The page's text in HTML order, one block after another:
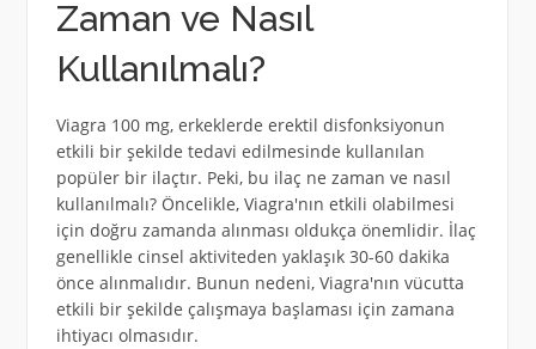
Zaman ve Nasıl
Kullanılmalı?
Viagra 100 mg, erkeklerde erektil disfonksiyonun
etkili bir şekilde tedavi edilmesinde kullanılan
popüler bir ilaçtır. Peki, bu ilaç ne zaman ve nasıl
kullanılmalı? Öncelikle, Viagra'nın etkili olabilmesi
için doğru zamanda alınması oldukça önemlidir. İlaç
genellikle cinsel aktiviteden yaklaşık 30-60 dakika
önce alınmalıdır. Bunun nedeni, Viagra'nın vücutta
etkili bir şekilde çalışmaya başlaması için zamana
ihtiyacı olmasıdır.